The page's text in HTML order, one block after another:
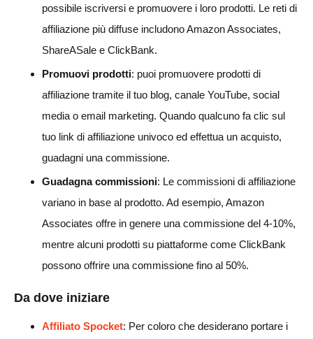
possibile iscriversi e promuovere i loro prodotti. Le reti di
affiliazione più diffuse includono Amazon Associates,
ShareASale e ClickBank.
Promuovi prodotti: puoi promuovere prodotti di
affiliazione tramite il tuo blog, canale YouTube, social
media o email marketing. Quando qualcuno fa clic sul
tuo link di affiliazione univoco ed effettua un acquisto,
guadagni una commissione.
Guadagna commissioni: Le commissioni di affiliazione
variano in base al prodotto. Ad esempio, Amazon
Associates offre in genere una commissione del 4-10%,
mentre alcuni prodotti su piattaforme come ClickBank
possono offrire una commissione fino al 50%.
Da dove iniziare
Affiliato Spocket: Per coloro che desiderano portare i